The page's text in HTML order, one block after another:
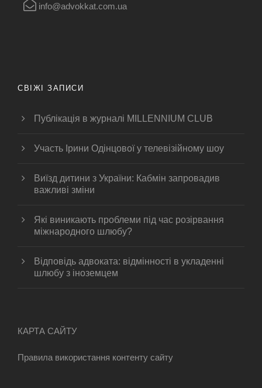
info@advokkat.com.ua
СВІЖІ ЗАПИСИ
Публікація в журналі MILLENNIUM CLUB
Участь Ірини Одінцової у телевізійному шоу
Виїзд дитини з України: Кабмін запровадив
важливі зміни
Які виникають проблеми під час розірвання
міжнародного шлюбу?
Відповідь адвоката: відмінності в укладенні
шлюбу з іноземцем
КАРТА САЙТУ
Правила використання контенту сайту